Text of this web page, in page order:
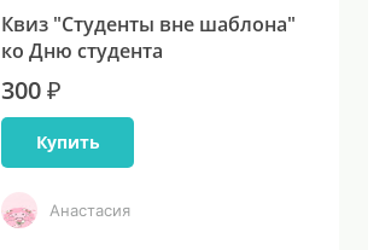
Квиз "Студенты вне шаблона"
ко Дню студента
300 ₽
Купить
Анастасия